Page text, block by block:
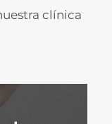
clínica